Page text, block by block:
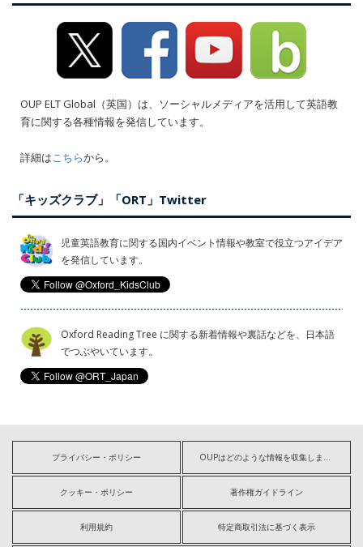
OUP ELT Global（英国）は、ソーシャルメディアを活用して英語教
育に関する各種情報を発信しています。
詳細は こちらから。
「キッズクラブ」「ORT」Twitter
児童英語教育に関する国内イベント情報や教室で役立つアイデア
を発信しています。
Oxford Reading Tree に関する新着情報や裏話などを、日本語
でつぶやいています。
プライバシー・ポリシー
クッキー・ポリシー 著作権ガイドライン
利用規約 特定商取引法に基づく表示